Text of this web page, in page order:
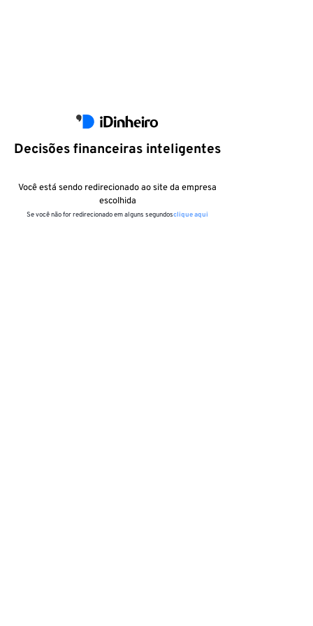
Decisões financeiras inteligentes
Você está sendo redirecionado ao site da empresa
escolhida
Se você não for redirecionado em alguns segundosclique aqui